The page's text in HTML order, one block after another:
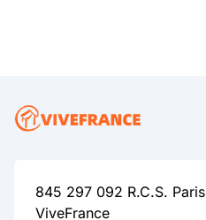
845 297 092 R.C.S. Paris
ViveFrance